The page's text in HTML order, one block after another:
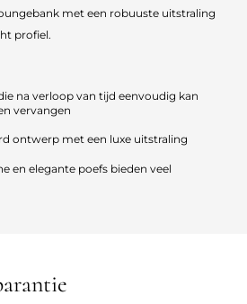
met een robuuste uitstraling
profiel.
na verloop van tijd eenvoudig kan
vervangen
ontwerp met een luxe uitstraling
en elegante poefs bieden veel